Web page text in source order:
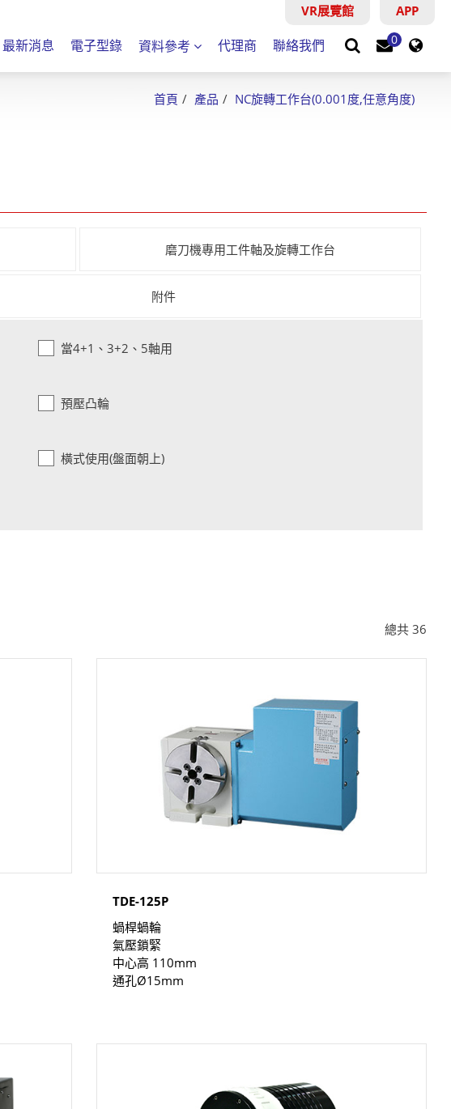
VR展覽館 APP
最新消息 電子型錄 資料參考 代理商 聯絡我們 0
首頁 產品 NC旋轉工作台(0.001度,任意角度)
磨刀機專用工件軸及旋轉工作台
附件
當4+1、3+2、5軸用
預壓凸輪
橫式使用(盤面朝上)
總共 36
TDE-125P
蝸桿蝸輪
氣壓鎖緊
中心高 110mm
通孔Ø15mm
搜尋
VR展覽館